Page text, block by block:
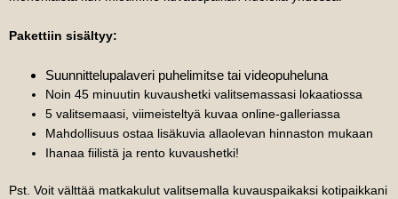
Pakettiin sisältyy:
Suunnittelupalaveri puhelimitse tai videopuheluna
Noin 45 minuutin kuvaushetki valitsemassasi lokaatiossa
5 valitsemaasi, viimeisteltyä kuvaa online-galleriassa
Mahdollisuus ostaa lisäkuvia allaolevan hinnaston mukaan
Ihanaa fiilistä ja rento kuvaushetki!
Pst. Voit välttää matkakulut valitsemalla kuvauspaikaksi kotipaikkani